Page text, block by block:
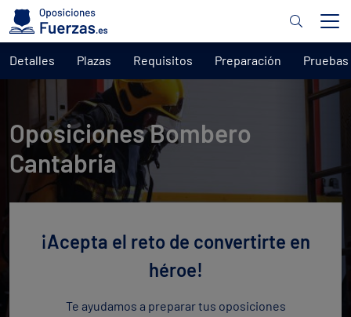
Oposiciones Bombero
Cantabria
Detalles Plazas Requisitos Preparación Pruebas
¡Acepta el reto de convertirte en
héroe!
Te ayudamos a preparar tus oposiciones